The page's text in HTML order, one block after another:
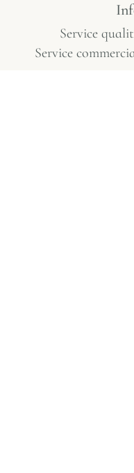
Service
Service